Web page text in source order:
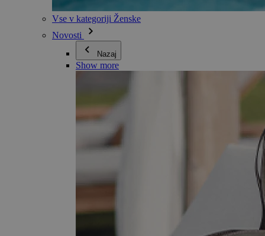
Vse v kategoriji Ženske
Novosti
Nazaj
Show more